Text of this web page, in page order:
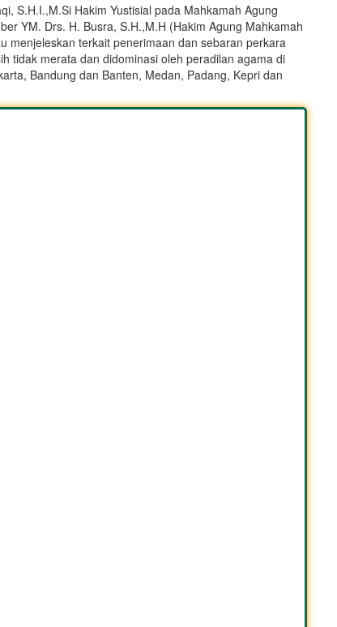
S.H.I.,M.Si Hakim Yustisial pada Mahkamah Agung
YM. Drs. H. Busra, S.H.,M.H (Hakim Agung Mahkamah
menjeleskan terkait penerimaan dan sebaran perkara
tidak merata dan didominasi oleh peradilan agama di
Bandung dan Banten, Medan, Padang, Kepri dan